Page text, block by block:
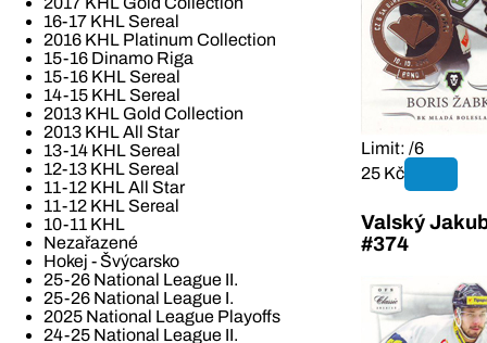
16-17 KHL Sereal
2016 KHL Platinum Collection
15-16 Dinamo Riga
15-16 KHL Sereal
14-15 KHL Sereal
2013 KHL Gold Collection
2013 KHL All Star
13-14 KHL Sereal
12-13 KHL Sereal
11-12 KHL All Star
11-12 KHL Sereal
10-11 KHL
Nezařazené
Hokej - Švýcarsko
25-26 National League II.
25-26 National League I.
2025 National League Playoffs
24-25 National League II.
Limit: /6
25 Kč
Valský
#374